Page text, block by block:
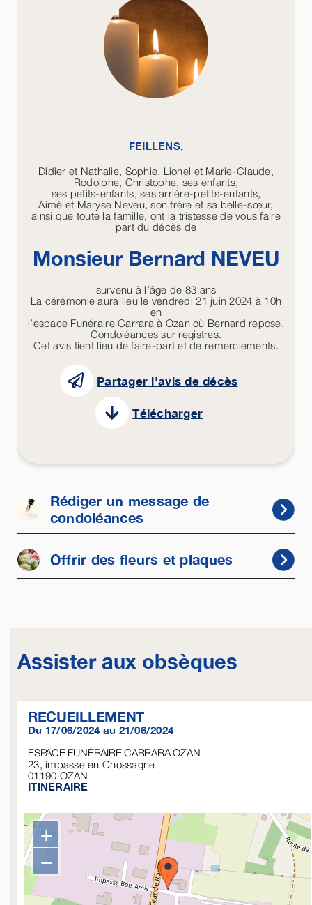
FEILLENS,
Didier et Nathalie, Sophie, Lionel et Marie-Claude,
Rodolphe, Christophe, ses enfants,
ses petits-enfants, ses arrière-petits-enfants,
Aimé et Maryse Neveu, son frère et sa belle-sœur,
ainsi que toute la famille, ont la tristesse de vous faire
part du décès de
Monsieur Bernard NEVEU
survenu à l’âge de 83 ans
La cérémonie aura lieu le vendredi 21 juin 2024 à 10h
en
l’espace Funéraire Carrara à Ozan où Bernard repose.
Condoléances sur registres.
Cet avis tient lieu de faire-part et de remerciements.
Partager l'avis de décès
Télécharger
Rédiger un message de
condoléances
Offrir des fleurs et plaques
Assister aux obsèques
RECUEILLEMENT
Du 17/06/2024 au 21/06/2024
ESPACE FUNÉRAIRE CARRARA OZAN
23, impasse en Chossagne
01190 OZAN
ITINERAIRE
+
−